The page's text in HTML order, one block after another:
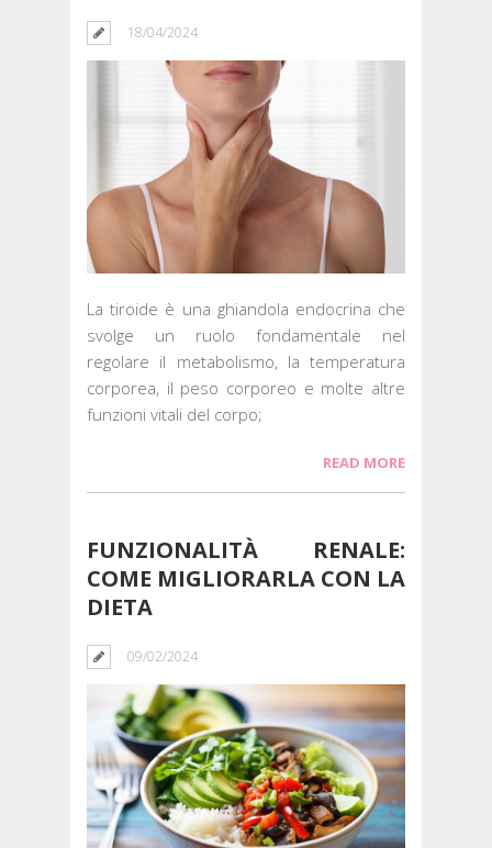
18/04/2024
La tiroide è una ghiandola endocrina che
svolge un ruolo fondamentale nel
regolare il metabolismo, la temperatura
corporea, il peso corporeo e molte altre
funzioni vitali del corpo;
READ MORE
FUNZIONALITÀ RENALE:
COME MIGLIORARLA CON LA
DIETA
09/02/2024